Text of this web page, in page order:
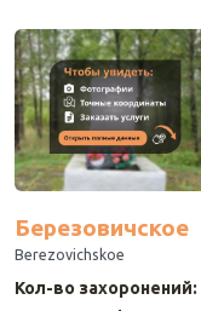
Березовичское
Berezovichskoe
Кол-во захоронений: